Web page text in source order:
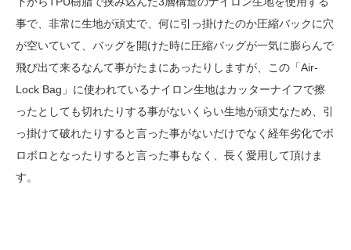
事で、非常に生地が頑丈で、何に引っ掛けたのか圧縮バックに穴
が空いていて、バッグを開けた時に圧縮バッグが一気に膨らんで
飛び出て来るなんて事がたまにあったりしますが、この「Air-
Lock Bag」に使われているナイロン生地はカッターナイフで擦
ったとしても切れたりする事がないくらい生地が頑丈なため、引
っ掛けて破れたりすると言った事がないだけでなく経年劣化でボ
ロボロとなったりすると言った事もなく、長く愛用して頂けま
す。